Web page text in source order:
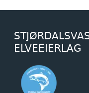
ELVEEIERLAG